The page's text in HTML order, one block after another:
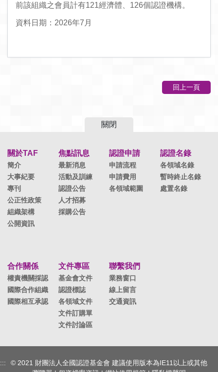
前該組織之會員計有121經濟體、126個認證機構。
資料日期：2026年7月
回上一頁
關閉
關於TAF
簡介
大事紀要
專刊
公正性政策
組織架構
公開資訊
焦點訊息
最新消息
活動及訓練
認證公告
人才招募
採購公告
認證申請
申請流程
申請費用
各領域範圍
認證名錄
各領域名錄
暫時終止名錄
處置名錄
合作關係
權責機關採認
國際合作組織
國際相互承認
文件專區
基金會文件
認證標誌
各領域文件
文件訂購單
文件討論區
聯繫我們
業務窗口
線上留言
交通資訊
:::
© 2021 財團法人全國認證基金會 建議使用版本為IE11以上或其他